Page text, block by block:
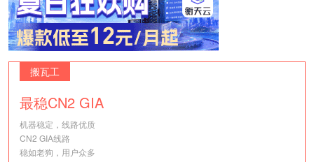
搬瓦工
最稳CN2 GIA
机器稳定，线路优质
CN2 GIA线路
稳如老狗，用户众多